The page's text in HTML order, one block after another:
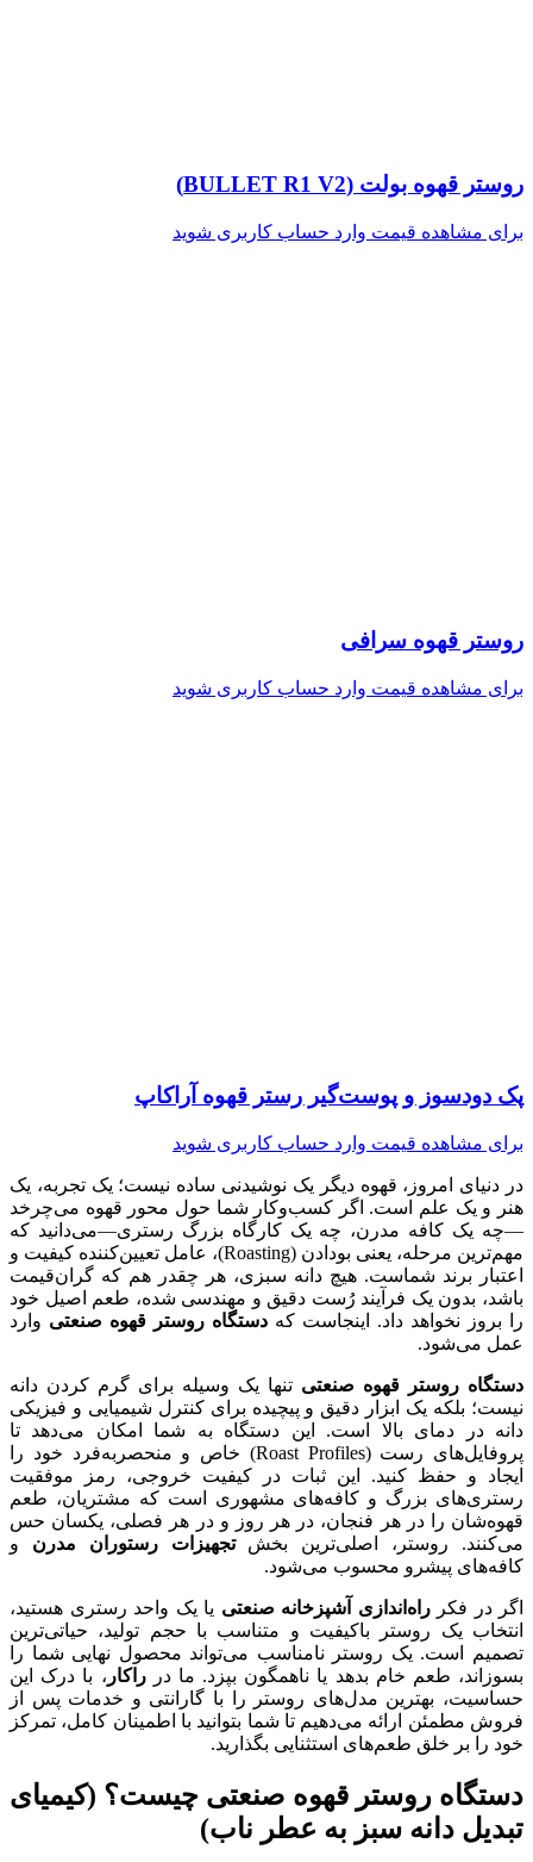
روستر قهوه بولت (BULLET R1 V2)
برای مشاهده قیمت وارد حساب کاربری شوید
روستر قهوه سرافی
برای مشاهده قیمت وارد حساب کاربری شوید
پک دودسوز و پوست‌گیر رستر قهوه آراکاپ
برای مشاهده قیمت وارد حساب کاربری شوید
در دنیای امروز، قهوه دیگر یک نوشیدنی ساده نیست؛ یک تجربه، یک
هنر و یک علم است. اگر کسب‌وکار شما حول محور قهوه می‌چرخد
—چه یک کافه مدرن، چه یک کارگاه بزرگ رستری—می‌دانید که
مهم‌ترین مرحله، یعنی بودادن (Roasting)، عامل تعیین‌کننده کیفیت و
اعتبار برند شماست. هیچ دانه سبزی، هر چقدر هم که گران‌قیمت
باشد، بدون یک فرآیند رُست دقیق و مهندسی شده، طعم اصیل خود
را بروز نخواهد داد. اینجاست که دستگاه روستر قهوه صنعتی وارد
عمل می‌شود.
دستگاه روستر قهوه صنعتی تنها یک وسیله برای گرم کردن دانه
نیست؛ بلکه یک ابزار دقیق و پیچیده برای کنترل شیمیایی و فیزیکی
دانه در دمای بالا است. این دستگاه به شما امکان می‌دهد تا
پروفایل‌های رست (Roast Profiles) خاص و منحصربه‌فرد خود را
ایجاد و حفظ کنید. این ثبات در کیفیت خروجی، رمز موفقیت
رستری‌های بزرگ و کافه‌های مشهوری است که مشتریان، طعم
قهوه‌شان را در هر فنجان، در هر روز و در هر فصلی، یکسان حس
می‌کنند. روستر، اصلی‌ترین بخشتجهیزات رستوران مدرن و
کافه‌های پیشرو محسوب می‌شود.
اگر در فکرراه‌اندازی آشپزخانه صنعتی یا یک واحد رستری هستید،
انتخاب یک روستر باکیفیت و متناسب با حجم تولید، حیاتی‌ترین
تصمیم است. یک روستر نامناسب می‌تواند محصول نهایی شما را
بسوزاند، طعم خام بدهد یا ناهمگون بپزد. ما درراکار ، با درک این
حساسیت، بهترین مدل‌های روستر را با گارانتی و خدمات پس از
فروش مطمئن ارائه می‌دهیم تا شما بتوانید با اطمینان کامل، تمرکز
خود را بر خلق طعم‌های استثنایی بگذارید.
دستگاه روستر قهوه صنعتی چیست؟ (کیمیای
تبدیل دانه سبز به عطر ناب)